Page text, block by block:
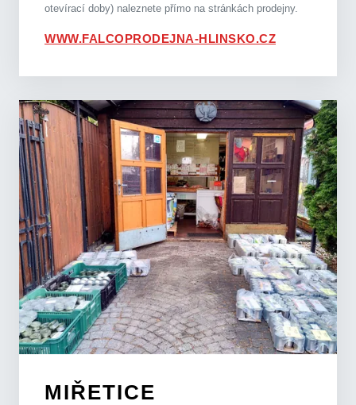
otevírací doby) naleznete přímo na stránkách prodejny.
WWW.FALCOPRODEJNA-HLINSKO.CZ
MIŘETICE